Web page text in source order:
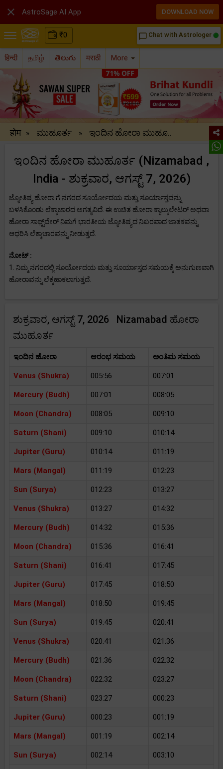
₹0 chat_bubble_outline Chat with Astrologer
हिन्दी தமிழ் తెలుగు मराठी More
होम » ಮುಹೂರ್ತ » ಇಂದಿನ ಹೋರಾ ಮುಹೂ..
ಇಂದಿನ ಹೋರಾ ಮುಹೂರ್ತ (Nizamabad ,
India - ಶುಕ್ರವಾರ, ಆಗಸ್ಟ್ 7, 2026)
ಜ್ಯೋತಿಷ್ಯ ಹೋರಾ ಗೆ ನಗರದ ಸೂರ್ಯೋದಯ ಮತ್ತು ಸೂರ್ಯಾಸ್ತವನ್ನು
ಬಳಸಿಕೊಂಡು ಲೆಕ್ಕಾಚಾರದ ಅಗತ್ಯವಿದೆ. ಈ ಉಚಿತ ಹೋರಾ ಕ್ಯಾಲ್ಕುಲೇಟರ್ ಅಥವಾ
ಹೋರಾ ಸಾಫ್ಟ್‌ವೇರ್ ನಿಮಗೆ ಭಾರತೀಯ ಜ್ಯೋತಿಷ್ಯದ ನಿಖರವಾದ ಜಾತಕವನ್ನು
ಆಧರಿಸಿ ಲೆಕ್ಕಾಚಾರವನ್ನು ನೀಡುತ್ತದೆ.
ನೋಟ್ :
1. ನಿಮ್ಮ ನಗರದಲ್ಲಿ ಸೂರ್ಯೋದಯ ಮತ್ತು ಸೂರ್ಯಾಸ್ತದ ಸಮಯಕ್ಕೆ ಅನುಗುಣವಾಗಿ
ಹೋರಾವನ್ನು ಲೆಕ್ಕಹಾಕಲಾಗುತ್ತದೆ.
ಶುಕ್ರವಾರ, ಆಗಸ್ಟ್ 7, 2026 Nizamabad ಹೋರಾ
ಮುಹೂರ್ತ
ಇಂದಿನ ಹೋರಾ ಆರಂಭ ಸಮಯ ಅಂತಿಮ ಸಮಯ
Venus (Shukra) 005:56 007:01
Mercury (Budh) 007:01 008:05
Moon (Chandra) 008:05 009:10
Saturn (Shani) 009:10 010:14
Jupiter (Guru) 010:14 011:19
Mars (Mangal) 011:19 012:23
Sun (Surya) 012:23 013:27
Venus (Shukra) 013:27 014:32
Mercury (Budh) 014:32 015:36
Moon (Chandra) 015:36 016:41
Saturn (Shani) 016:41 017:45
Jupiter (Guru) 017:45 018:50
Mars (Mangal) 018:50 019:45
Sun (Surya) 019:45 020:41
Venus (Shukra) 020:41 021:36
Mercury (Budh) 021:36 022:32
Moon (Chandra) 022:32 023:27
Saturn (Shani) 023:27 000:23
Jupiter (Guru) 000:23 001:19
Mars (Mangal) 001:19 002:14
Sun (Surya) 002:14 003:10
 AstroSage AI App DOWNLOAD NOW